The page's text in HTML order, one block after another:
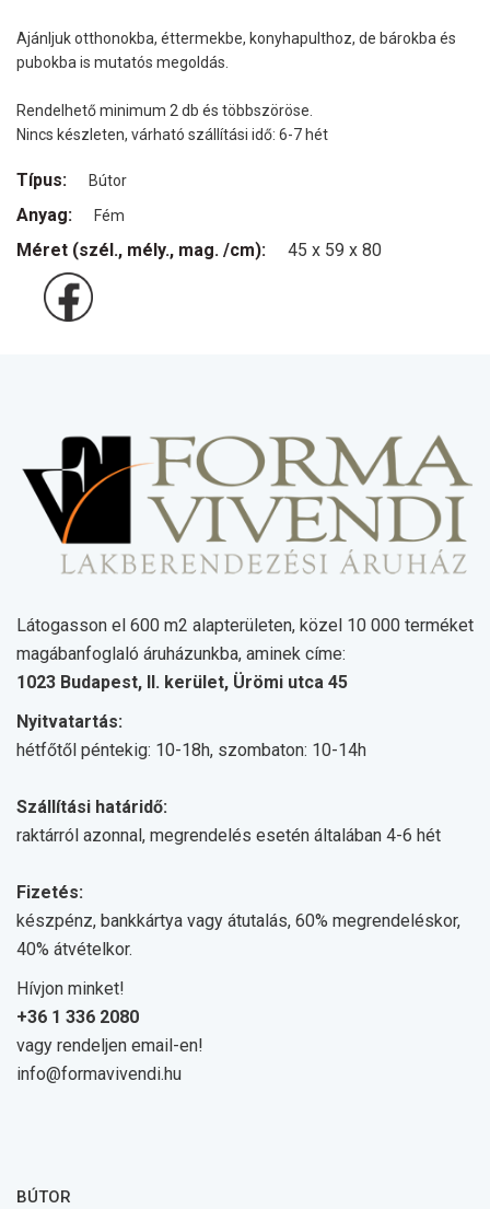
Ajánljuk otthonokba, éttermekbe, konyhapulthoz, de bárokba és
pubokba is mutatós megoldás.
Rendelhető minimum 2 db és többszöröse.
Nincs készleten, várható szállítási idő: 6-7 hét
Típus: Bútor
Anyag: Fém
Méret (szél., mély., mag. /cm): 45 x 59 x 80
Látogasson el 600 m2 alapterületen, közel 10 000 terméket
magábanfoglaló áruházunkba, aminek címe:
1023 Budapest, II. kerület, Ürömi utca 45
Nyitvatartás:
hétfőtől péntekig: 10-18h, szombaton: 10-14h
Szállítási határidő:
raktárról azonnal, megrendelés esetén általában 4-6 hét
Fizetés:
készpénz, bankkártya vagy átutalás, 60% megrendeléskor,
40% átvételkor.
Hívjon minket!
+36 1 336 2080
vagy rendeljen email-en!
info@formavivendi.hu
BÚTOR